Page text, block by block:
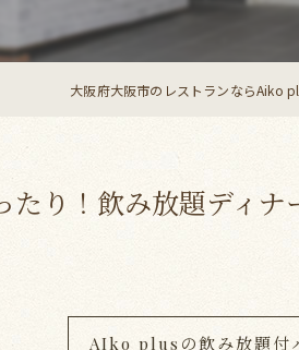
大阪府大阪市のレストランならAiko
たり！飲み放題ディナ
AIko plusの飲み放題付